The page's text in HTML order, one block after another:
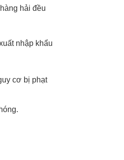
hải đều
nhập khẩu
cơ bị phạt